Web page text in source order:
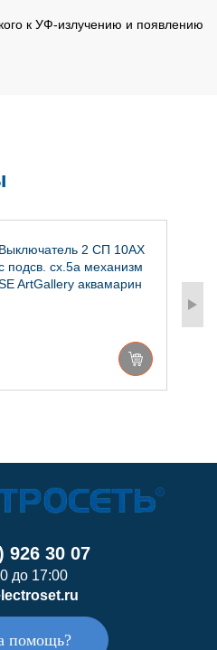
к УФ-излучению и появлению
Выключатель 2 СП 10АХ
подсв. сх.5а механизм
ArtGallery аквамарин
926 30 07
до 17:00
помощь?